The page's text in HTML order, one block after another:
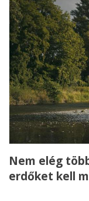
Nem elég
erdőket kell